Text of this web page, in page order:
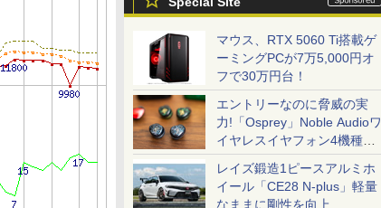
マウス、RTX 5060 Ti搭載ゲ
ーミングPCが7万5,000円オ
フで30万円台！
エントリーなのに脅威の実
力!「Osprey」Noble Audioワ
イヤレスイヤフォン4機種を
一気に聴く
レイズ鍛造1ピースアルミホ
イール「CE28 N-plus」軽量
なままに剛性を向上